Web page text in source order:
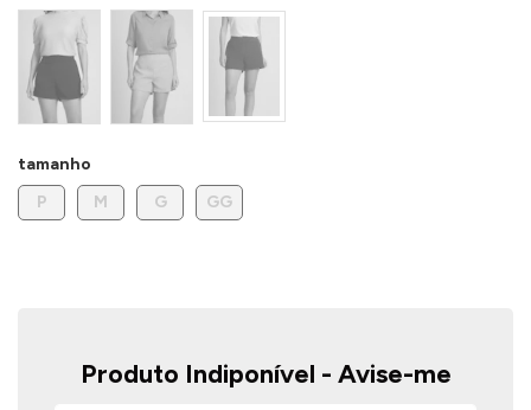
tamanho
P
M G GG
Produto Indiponível - Avise-me